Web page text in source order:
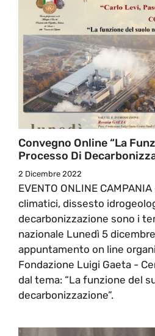
Convegno Online “La
Processo Di
2 Dicembre 2022
EVENTO ONLINE
climatici, dissesto
decarbonizzazione sono i
nazionale Lunedì 5
appuntamento on line
Fondazione Luigi Gaeta -
dal tema: “La funzione del
decarbonizzazione”.